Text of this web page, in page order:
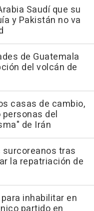
Saudí que su
y Pakistán no va
de Guatemala
del volcán de
casas de cambio,
del
de Irán
surcoreanos tras
la repatriación de
inhabilitar en